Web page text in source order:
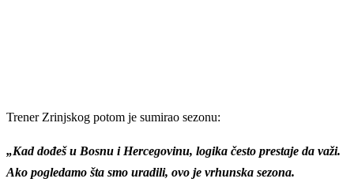
Trener Zrinjskog potom je sumirao sezonu:
„Kad dođeš u Bosnu i Hercegovinu, logika često prestaje da važi.
Ako pogledamo šta smo uradili, ovo je vrhunska sezona.